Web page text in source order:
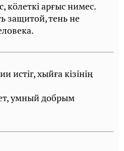
кöлеткi арғыс нимес.
защитой, тень не
истiг, хыйға кiзiнiң
умный добрым